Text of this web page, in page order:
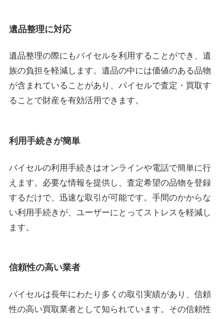
遺品整理に対応
遺品整理の際にもバイセルを利用することができ、遺
族の負担を軽減します。遺品の中には価値のある品物
が含まれていることがあり、バイセルで査定・買取す
ることで財産を有効活用できます。
利用手続きが簡単
バイセルの利用手続きはオンラインや電話で簡単に行
えます。必要な情報を提供し、査定希望の品物を登録
するだけで、迅速な取引が可能です。手間のかからな
い利用手続きが、ユーザーにとってストレスを軽減し
ます。
信頼性の高い業者
バイセルは長年にわたり多くの取引実績があり、信頼
性の高い買取業者として知られています。その信頼性